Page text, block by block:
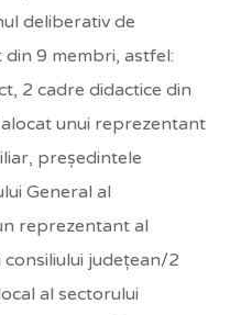
deliberativ de
9 membri, astfel:
2 cadre didactice din
unui reprezentant
preşedintele
General al
reprezentant al
judeţean/2
al sectorului